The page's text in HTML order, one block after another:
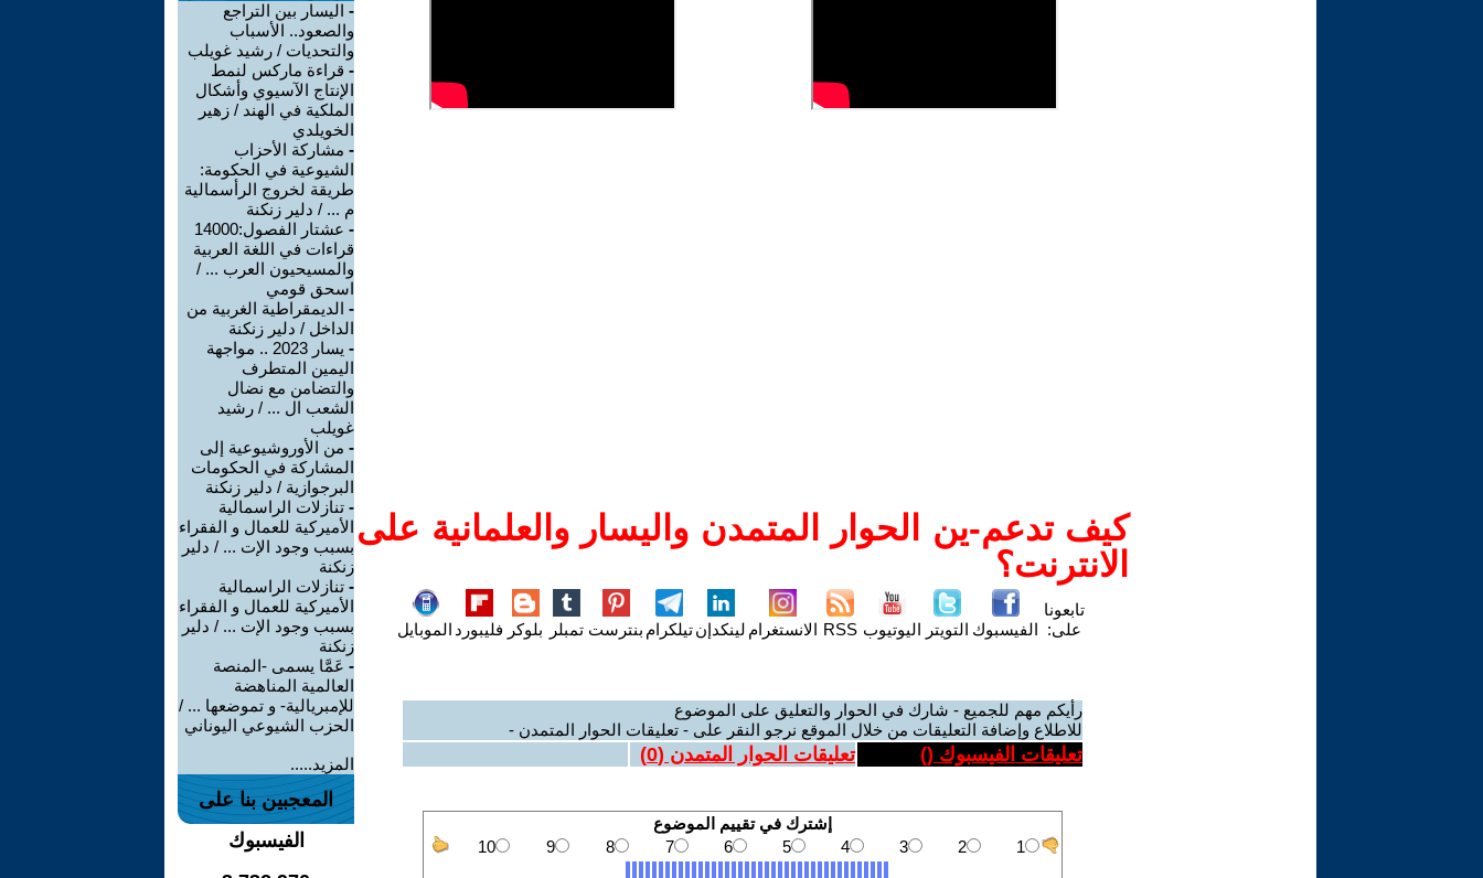
كيف تدعم-ين الحوار المتمدن واليسار والعلمانية على
الانترنت؟
تابعونا
على: الفيسبوك التويتر اليوتيوب RSS الانستغرام لينكدإنتيلكرام بنترست تمبلر بلوكر فليبورد الموبايل
رأيكم مهم للجميع - شارك في الحوار والتعليق على الموضوع
للاطلاع وإضافة التعليقات من خلال الموقع نرجو النقر على - تعليقات الحوار المتمدن -
تعليقات الفيسبوك () تعليقات الحوار المتمدن (0
)
- اليسار بين التراجع
والصعود.. الأسباب
والتحديات / رشيد غويلب
- قراءة ماركس لنمط
الإنتاج الآسيوي وأشكال
الملكية في الهند / زهير
الخويلدي
- مشاركة الأحزاب
الشيوعية في الحكومة:
طريقة لخروج الرأسمالية
م ... / دلير زنكنة
-
عشتار الفصول:14000
قراءات في اللغة العربية
والمسيحيون العرب ... /
اسحق قومي
- الديمقراطية الغربية من
الداخل / دلير زنكنة
-
يسار 2023 .. مواجهة
اليمين المتطرف
والتضامن مع نضال
الشعب ال ... / رشيد
غويلب
- من الأوروشيوعية إلى
المشاركة في الحكومات
البرجوازية / دلير زنكنة
- تنازلات الراسمالية
الأميركية للعمال و الفقراء
بسبب وجود الإت ... / دلير
زنكنة
- تنازلات الراسمالية
الأميركية للعمال و الفقراء
بسبب وجود الإت ... / دلير
زنكنة
- عَمَّا يسمى -المنصة
العالمية المناهضة
للإمبريالية- و تموضعها ... /
الحزب الشيوعي اليوناني
المزيد.....
المعجبين بنا على
الفيسبوك